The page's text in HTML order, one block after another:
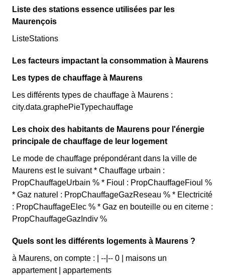
Liste des stations essence utilisées par les
Maurençois
ListeStations
Les facteurs impactant la consommation à Maurens
Les types de chauffage à Maurens
Les différents types de chauffage à Maurens :
city.data.graphePieTypechauffage
Les choix des habitants de Maurens pour l'énergie
principale de chauffage de leur logement
Le mode de chauffage prépondérant dans la ville de
Maurens est le suivant * Chauffage urbain :
PropChauffageUrbain % * Fioul : PropChauffageFioul %
* Gaz naturel : PropChauffageGazReseau % * Electricité
: PropChauffageElec % * Gaz en bouteille ou en citerne :
PropChauffageGazIndiv %
Quels sont les différents logements à Maurens ?
à Maurens, on compte : | --|-- 0 | maisons un
appartement | appartements